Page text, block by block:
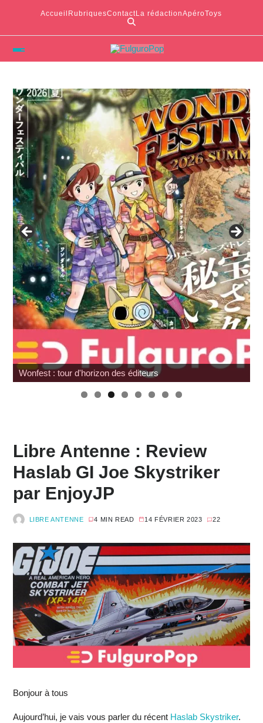
Accueil RubriquesContactLa rédactionApéroToys
Hasbro : Marvel Legends Avengers Doomsday
Libre Antenne : Review
Haslab GI Joe Skystriker
par EnjoyJP
LIBRE ANTENNE 4 MIN READ 14 FÉVRIER 2023 22
Bonjour à tous
Aujourd’hui, je vais vous parler du récent Haslab Skystriker.